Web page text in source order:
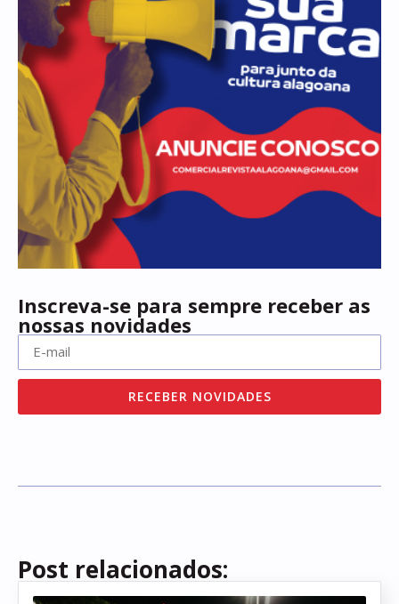
Inscreva-se para sempre receber as
nossas novidades
RECEBER NOVIDADES
Post relacionados: